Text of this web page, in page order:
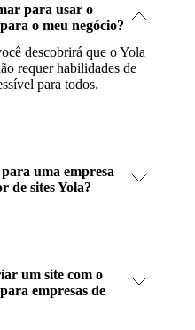
para usar o
o meu negócio?
descobrirá que o Yola
requer habilidades de
para todos.
uma empresa
de sites Yola?
um site com o
empresas de